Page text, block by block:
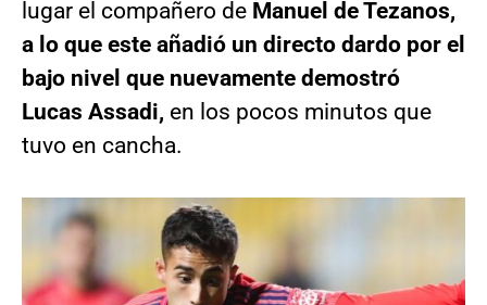
lugar el compañero de Manuel de Tezanos,
a lo que este añadió un directo dardo por el
bajo nivel que nuevamente demostró
Lucas Assadi, en los pocos minutos que
tuvo en cancha.